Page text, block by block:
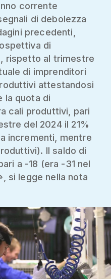
corrente
di debolezza
precedenti,
di
rispetto al trimestre
di imprenditori
attestandosi
la quota di
cali produttivi, pari
del 2024 il 21%
incrementi, mentre
Il saldo di
a -18 (era -31 nel
si legge nella nota